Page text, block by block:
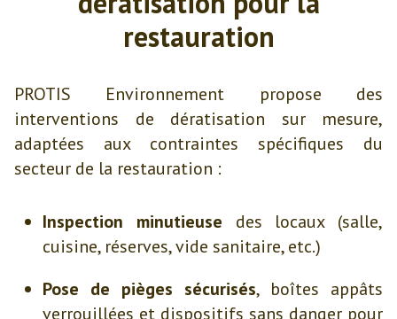
restauration
PROTIS Environnement propose des
interventions de dératisation sur mesure,
adaptées aux contraintes spécifiques du
secteur de la restauration :
Inspection minutieuse des locaux (salle,
cuisine, réserves, vide sanitaire, etc.)
Pose de pièges sécurisés, boîtes appâts
verrouillées et dispositifs sans danger pour